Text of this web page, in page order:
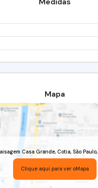
Mapa
Casa Grande, Cotia, São Paulo,
Clique aqui para ver oMapa